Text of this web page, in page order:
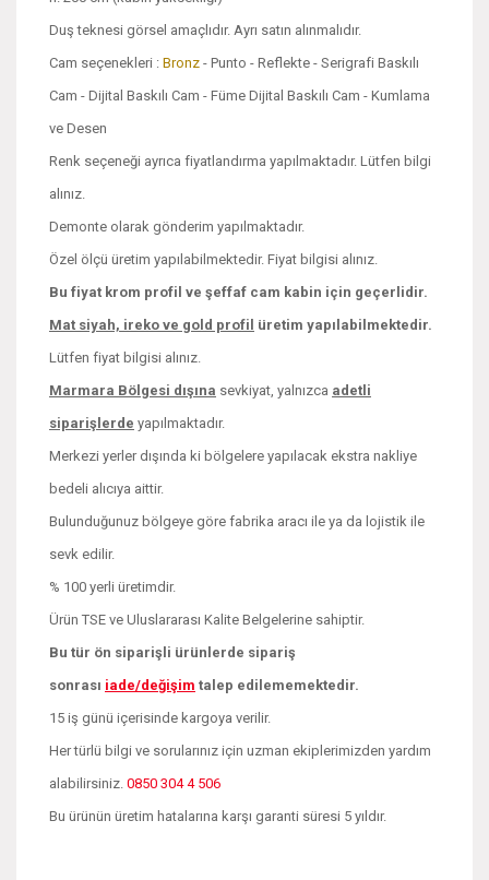
Duş teknesi görsel amaçlıdır. Ayrı satın alınmalıdır.
Cam seçenekleri : Bronz - Punto - Reflekte - Serigrafi Baskılı
Cam - Dijital Baskılı Cam - Füme Dijital Baskılı Cam - Kumlama
ve Desen
Renk seçeneği ayrıca fiyatlandırma yapılmaktadır. Lütfen bilgi
alınız.
Demonte olarak gönderim yapılmaktadır.
Özel ölçü üretim yapılabilmektedir. Fiyat bilgisi alınız.
Bu fiyat krom profil ve şeffaf cam kabin için geçerlidir.
Mat siyah, ireko ve gold profil üretim yapılabilmektedir.
Lütfen fiyat bilgisi alınız.
Marmara Bölgesi dışına sevkiyat, yalnızca adetli
siparişlerde yapılmaktadır.
Merkezi yerler dışında ki bölgelere yapılacak ekstra nakliye
bedeli alıcıya aittir.
Bulunduğunuz bölgeye göre fabrika aracı ile ya da lojistik ile
sevk edilir.
% 100 yerli üretimdir.
Ürün TSE ve Uluslararası Kalite Belgelerine sahiptir.
Bu tür ön siparişli ürünlerde sipariş
sonrası iade/değişim talep edilememektedir.
15 iş günü içerisinde kargoya verilir.
Her türlü bilgi ve sorularınız için uzman ekiplerimizden yardım
alabilirsiniz. 0850 304 4 506
Bu ürünün üretim hatalarına karşı garanti süresi 5 yıldır.